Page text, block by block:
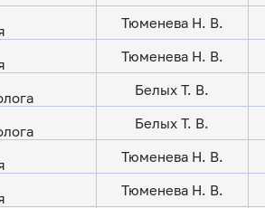
Тюменева Н. В.
Тюменева Н. В.
Белых Т. В.
Белых Т. В.
Тюменева Н. В.
Тюменева Н. В.